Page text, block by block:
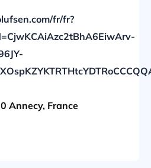
fr/fr?
Annecy, France